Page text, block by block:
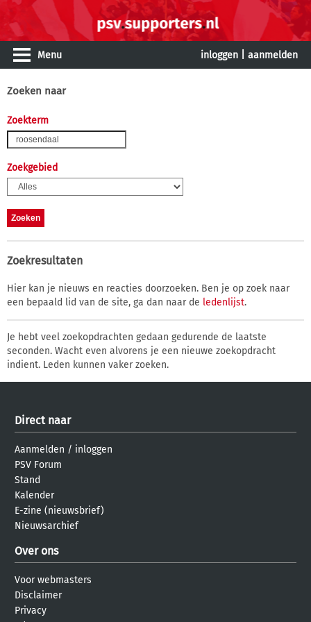
Menu inloggen aanmelden
Zoeken naar
Zoekterm
Zoekgebied
Zoekresultaten
Hier kan je nieuws en reacties doorzoeken. Ben je op zoek naar
een bepaald lid van de site, ga dan naar de ledenlijst.
Je hebt veel zoekopdrachten gedaan gedurende de laatste
seconden. Wacht even alvorens je een nieuwe zoekopdracht
indient. Leden kunnen vaker zoeken.
Direct naar
Aanmelden / inloggen
PSV Forum
Stand
Kalender
E-zine (nieuwsbrief)
Nieuwsarchief
Over ons
Voor webmasters
Disclaimer
Privacy